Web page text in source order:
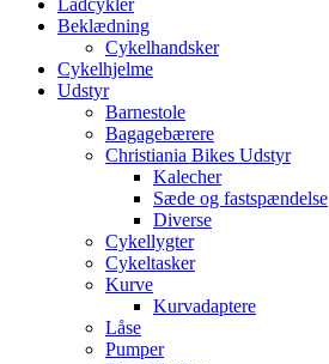
Ladcykler
Beklædning
Cykelhandsker
Cykelhjelme
Udstyr
Barnestole
Bagagebærere
Christiania Bikes Udstyr
Kalecher
Sæde og fastspændelse
Diverse
Cykellygter
Cykeltasker
Kurve
Kurvadaptere
Låse
Pumper